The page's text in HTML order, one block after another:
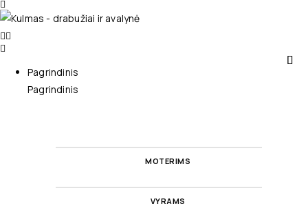
Pagrindinis
Pagrindinis
MOTERIMS
VYRAMS